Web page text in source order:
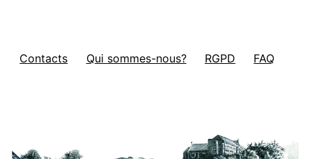
Contacts Qui sommes-nous? RGPD FAQ